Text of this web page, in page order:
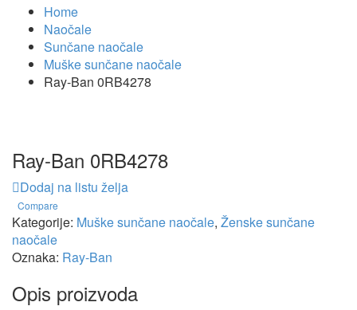
Home
Naočale
Sunčane naočale
Muške sunčane naočale
Ray-Ban 0RB4278
Ray-Ban 0RB4278
Dodaj na listu želja
Compare
Kategorije: Muške sunčane naočale, Ženske sunčane
naočale
Oznaka: Ray-Ban
Opis proizvoda